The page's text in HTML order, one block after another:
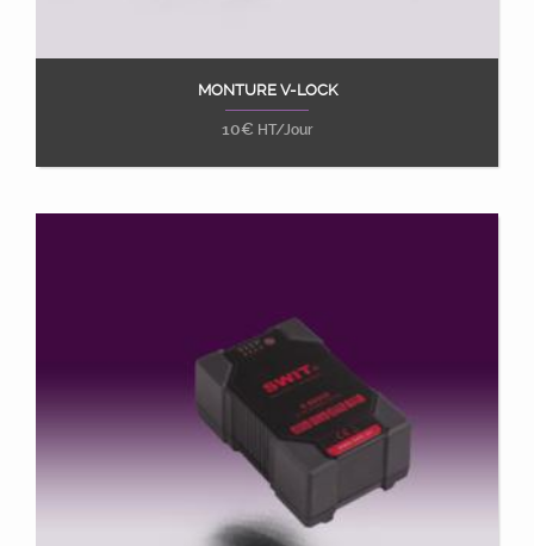
Ajouter au panier
MONTURE V-LOCK
10€ HT/Jour